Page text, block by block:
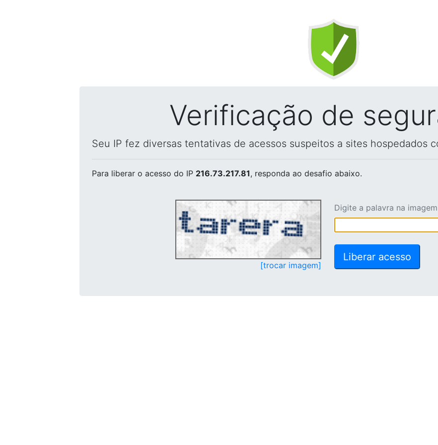
Verificação de
Seu IP fez diversas tentativas de acessos suspeitos a sites hospedados
Para liberar o acesso do IP 216.73.217.81, responda ao desafio abaixo.
[trocar imagem]
Digite a palavra na